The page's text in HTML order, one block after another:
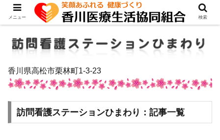
香川県高松市栗林町1-3-23
訪問看護ステーションひまわり：記事一覧
メニュー 検索